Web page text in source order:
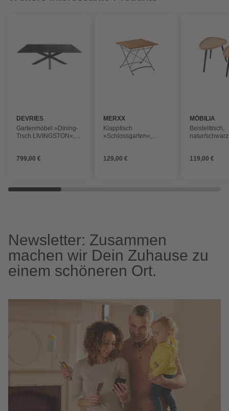
DEVRIES
Gartenmöbel »Dining-
Tisch LIVINGSTON«,
799,00 €
MERXX
Klapptisch
»Schlossgarten«,
129,00 €
MÖBILIA
Beistelltisch,
natur/
119,00 €
Newsletter: Zusammen
machen wir Dein Zuhause zu
einem schöneren Ort.